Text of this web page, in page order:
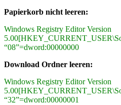
Papierkorb nicht leeren:
Windows Registry Editor Version
“08”=dword:00000000
Download Ordner leeren:
Windows Registry Editor Version
“32”=dword:00000001